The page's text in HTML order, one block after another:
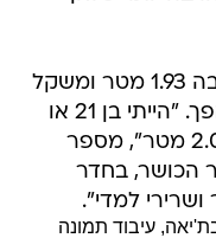
הוא התגייס כנער גבוה ורזה, בגובה 1.93 מטר ומשקל
של כ-68 קילוגרם. אז הגיע המהפך. "הייתי בן 21 או
22 והתעוררתי פתאום בגובה 2.03 מטר", מספר
הכושר, בחדר